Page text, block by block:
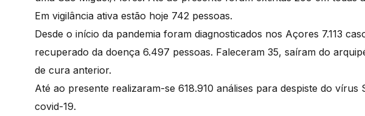
Em vigilância ativa estão hoje 742 pessoas.
Desde o início da pandemia foram diagnosticados nos Açores 7.113
recuperado da doença 6.497 pessoas. Faleceram 35, saíram do
de cura anterior.
Até ao presente realizaram-se 618.910 análises para despiste do vírus
covid-19.